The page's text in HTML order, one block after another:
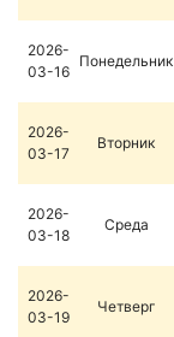
2026-
03-16
Понедельник
2026-
03-17
Вторник
2026-
03-18
Среда
2026-
03-19
Четверг